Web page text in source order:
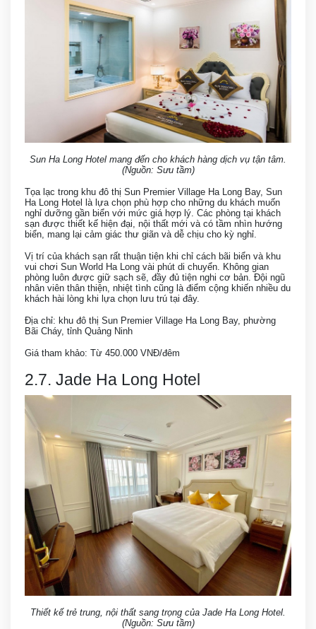
Sun Ha Long Hotel mang đến cho khách hàng dịch vụ tận tâm.
(Nguồn: Sưu tầm)
Tọa lạc trong khu đô thị Sun Premier Village Ha Long Bay, Sun
Ha Long Hotel là lựa chọn phù hợp cho những du khách muốn
nghỉ dưỡng gần biển với mức giá hợp lý. Các phòng tại khách
sạn được thiết kế hiện đại, nội thất mới và có tầm nhìn hướng
biển, mang lại cảm giác thư giãn và dễ chịu cho kỳ nghỉ.
Vị trí của khách sạn rất thuận tiện khi chỉ cách bãi biển và khu
vui chơi Sun World Ha Long vài phút di chuyển. Không gian
phòng luôn được giữ sạch sẽ, đầy đủ tiện nghi cơ bản. Đội ngũ
nhân viên thân thiện, nhiệt tình cũng là điểm cộng khiến nhiều du
khách hài lòng khi lựa chọn lưu trú tại đây.
Địa chỉ: khu đô thị Sun Premier Village Ha Long Bay, phường
Bãi Cháy, tỉnh Quảng Ninh
Giá tham khảo: Từ 450.000 VNĐ/đêm
2.7. Jade Ha Long Hotel
Thiết kế trẻ trung, nội thất sang trọng của Jade Ha Long Hotel.
(Nguồn: Sưu tầm)